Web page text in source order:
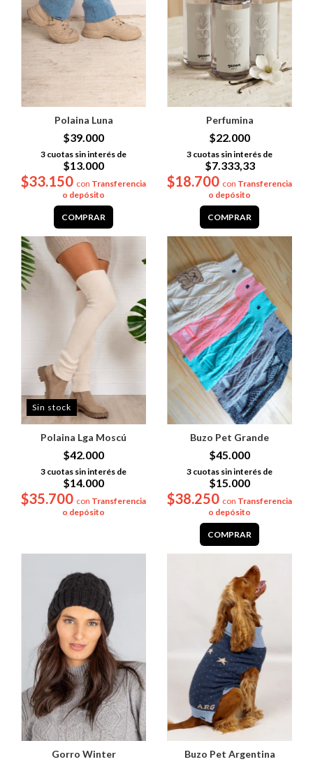
Polaina Luna
$39.000
$33.150 con Transferencia
o depósito
3 cuotas sin interés de
$13.000
COMPRAR
Perfumina
$22.000
$18.700 con Transferencia
o depósito
3 cuotas sin interés de
$7.333,33
COMPRAR
Sin stock
Polaina Lga Moscú
$42.000
$35.700 con Transferencia
o depósito
3 cuotas sin interés de
$14.000
Buzo Pet Grande
$45.000
$38.250 con Transferencia
o depósito
3 cuotas sin interés de
$15.000
COMPRAR
Gorro Winter Buzo Pet Argentina